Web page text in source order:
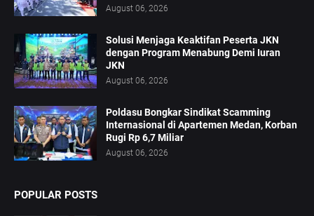
August 06, 2026
Solusi Menjaga Keaktifan Peserta JKN
dengan Program Menabung Demi Iuran
JKN
August 06, 2026
Poldasu Bongkar Sindikat Scamming
Internasional di Apartemen Medan, Korban
Rugi Rp 6,7 Miliar
August 06, 2026
POPULAR POSTS